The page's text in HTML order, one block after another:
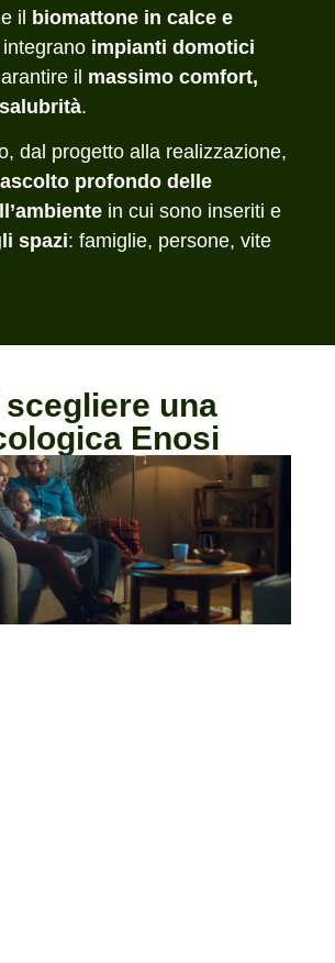
il biomattone in calce e
impianti domotici
il massimo comfort,
.
dal progetto alla realizzazione,
ascolto profondo delle
in cui sono inseriti e
spazi: famiglie, persone, vite
scegliere una
Enosi